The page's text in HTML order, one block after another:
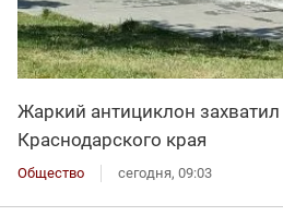
Жаркий антициклон
Краснодарского края
Общество сегодня, 09:03